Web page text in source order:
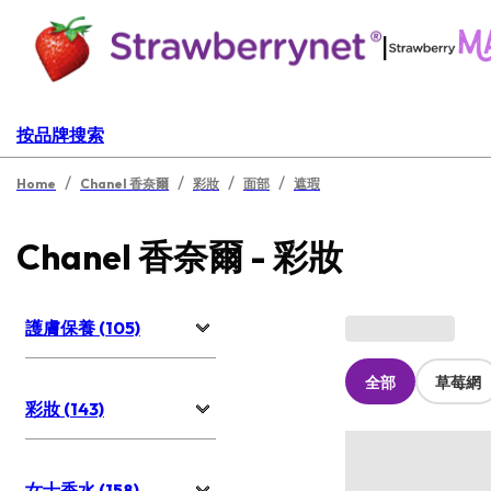
|
按品牌搜索
Home / Chanel 香奈爾 / 彩妝 / 面部 / 遮瑕
Chanel 香奈爾 - 彩妝
護膚保養 (105)
彩妝 (143)
全部 草莓網